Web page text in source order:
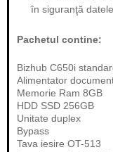
în siguranţă
Pachetul contine:
Bizhub C650i
Alimentator
Memorie Ram 8GB
HDD SSD 256GB
Unitate duplex
Bypass
Tava iesire OT-513